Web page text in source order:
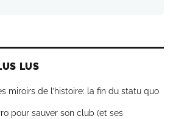
LUS
miroirs de l’histoire: la fin du statu quo
pour sauver son club (et ses